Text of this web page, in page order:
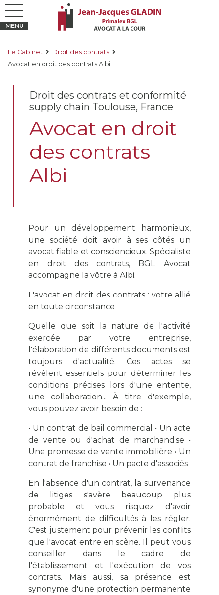
Le Cabinet
Droit des contrats
Avocat en droit des contrats Albi
Droit des contrats et conformité
supply chain Toulouse, France
Avocat en droit
des contrats
Albi
Pour un développement harmonieux,
une société doit avoir à ses côtés un
avocat fiable et consciencieux. Spécialiste
en droit des contrats, BGL Avocat
accompagne la vôtre à Albi.
L'avocat en droit des contrats : votre allié
en toute circonstance
Quelle que soit la nature de l'activité
exercée par votre entreprise,
l'élaboration de différents documents est
toujours d'actualité. Ces actes se
révèlent essentiels pour déterminer les
conditions précises lors d'une entente,
une collaboration... À titre d'exemple,
vous pouvez avoir besoin de :
• Un contrat de bail commercial • Un acte
de vente ou d'achat de marchandise •
Une promesse de vente immobilière • Un
contrat de franchise • Un pacte d'associés
En l'absence d'un contrat, la survenance
de litiges s'avère beaucoup plus
probable et vous risquez d'avoir
énormément de difficultés à les régler.
C'est justement pour prévenir les conflits
que l'avocat entre en scène. Il peut vous
conseiller dans le cadre de
l'établissement et l'exécution de vos
contrats. Mais aussi, sa présence est
synonyme d'une protection permanente